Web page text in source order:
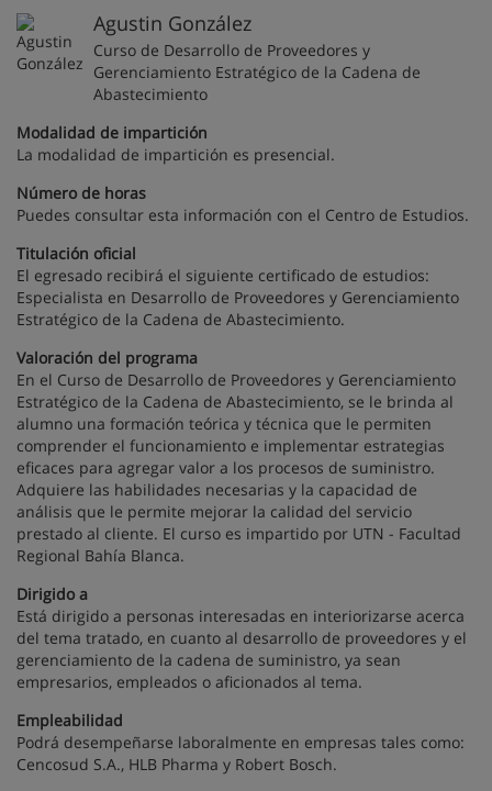
Agustin González
Curso de Desarrollo de Proveedores y
Gerenciamiento Estratégico de la Cadena de
Abastecimiento
Modalidad de impartición
La modalidad de impartición es presencial.
Número de horas
Puedes consultar esta información con el Centro de Estudios.
Titulación oficial
El egresado recibirá el siguiente certificado de estudios:
Especialista en Desarrollo de Proveedores y Gerenciamiento
Estratégico de la Cadena de Abastecimiento.
Valoración del programa
En el Curso de Desarrollo de Proveedores y Gerenciamiento
Estratégico de la Cadena de Abastecimiento, se le brinda al
alumno una formación teórica y técnica que le permiten
comprender el funcionamiento e implementar estrategias
eficaces para agregar valor a los procesos de suministro.
Adquiere las habilidades necesarias y la capacidad de
análisis que le permite mejorar la calidad del servicio
prestado al cliente. El curso es impartido por UTN - Facultad
Regional Bahía Blanca.
Dirigido a
Está dirigido a personas interesadas en interiorizarse acerca
del tema tratado, en cuanto al desarrollo de proveedores y el
gerenciamiento de la cadena de suministro, ya sean
empresarios, empleados o aficionados al tema.
Empleabilidad
Podrá desempeñarse laboralmente en empresas tales como:
Cencosud S.A., HLB Pharma y Robert Bosch.